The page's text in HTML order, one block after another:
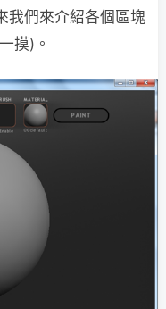
我們來介紹各個區塊
摸)。